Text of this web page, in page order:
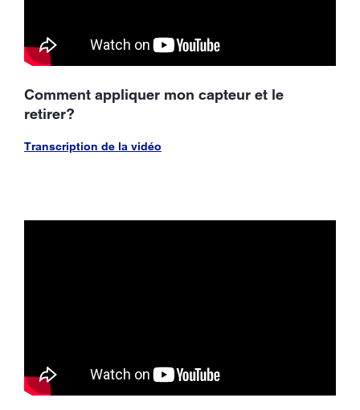
Comment appliquer mon capteur et le
retirer?
Transcription de la vidéo